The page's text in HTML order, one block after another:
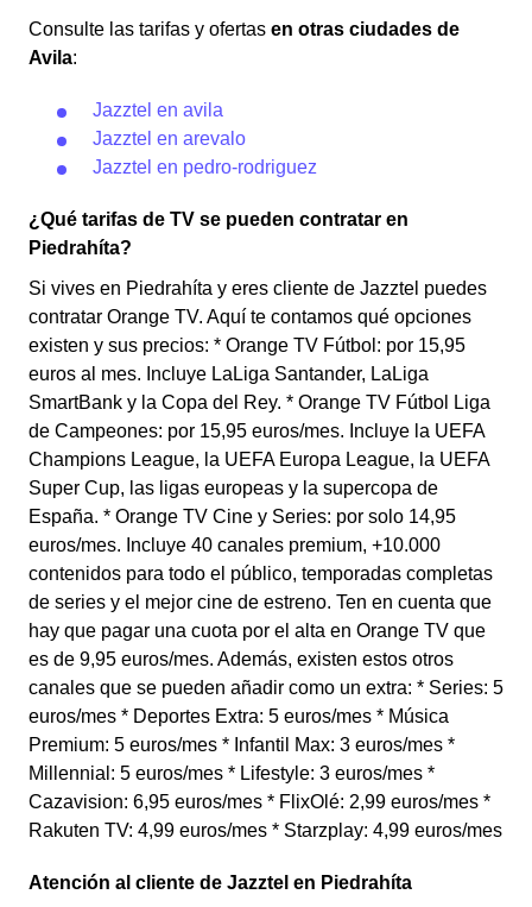
Consulte las tarifas y ofertas en otras ciudades de
Avila:
Jazztel en avila
Jazztel en arevalo
Jazztel en pedro-rodriguez
¿Qué tarifas de TV se pueden contratar en
Piedrahíta?
Si vives en Piedrahíta y eres cliente de Jazztel puedes
contratar Orange TV. Aquí te contamos qué opciones
existen y sus precios: * Orange TV Fútbol: por 15,95
euros al mes. Incluye LaLiga Santander, LaLiga
SmartBank y la Copa del Rey. * Orange TV Fútbol Liga
de Campeones: por 15,95 euros/mes. Incluye la UEFA
Champions League, la UEFA Europa League, la UEFA
Super Cup, las ligas europeas y la supercopa de
España. * Orange TV Cine y Series: por solo 14,95
euros/mes. Incluye 40 canales premium, +10.000
contenidos para todo el público, temporadas completas
de series y el mejor cine de estreno. Ten en cuenta que
hay que pagar una cuota por el alta en Orange TV que
es de 9,95 euros/mes. Además, existen estos otros
canales que se pueden añadir como un extra: * Series: 5
euros/mes * Deportes Extra: 5 euros/mes * Música
Premium: 5 euros/mes * Infantil Max: 3 euros/mes *
Millennial: 5 euros/mes * Lifestyle: 3 euros/mes *
Cazavision: 6,95 euros/mes * FlixOlé: 2,99 euros/mes *
Rakuten TV: 4,99 euros/mes * Starzplay: 4,99 euros/mes
Atención al cliente de Jazztel en Piedrahíta